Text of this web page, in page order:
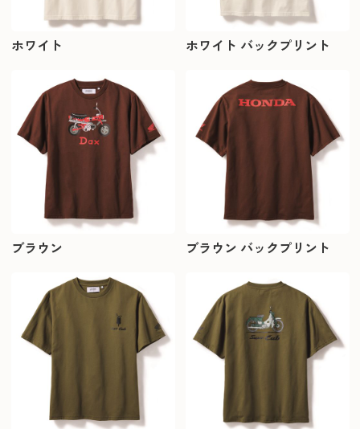
ホワイト ホワイト バックプリント
ブラウン ブラウン バックプリント